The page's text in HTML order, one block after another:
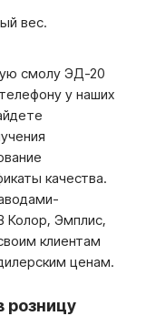
вес.
смолу ЭД-20
у наших
качества.
Колор, Эмплис,
клиентам
ценам.
розницу